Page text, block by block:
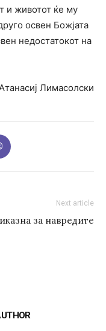
и животот ќе му
освен Божјата
недостатокот на
Лимасолски
Next article
за навредите